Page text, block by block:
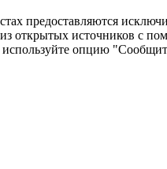
предоставляются
открытых источников с
опцию